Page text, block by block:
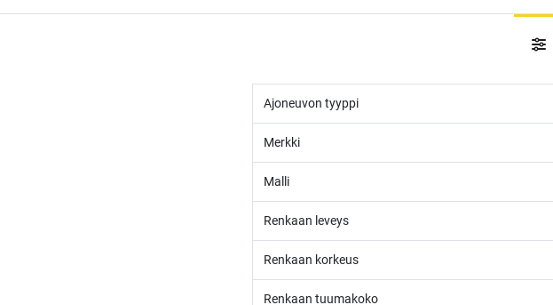
Ajoneuvon tyyppi
Merkki
Malli
Renkaan leveys
Renkaan korkeus
Renkaan tuumakoko